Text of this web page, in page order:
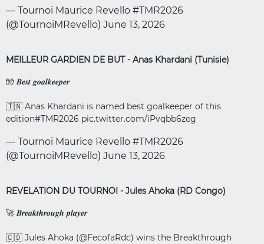
— Tournoi Maurice Revello #TMR2026
(@TournoiMRevello) June 13, 2026
MEILLEUR GARDIEN DE BUT - Anas Khardani (Tunisie)
🧤 𝑩𝒆𝒔𝒕 𝒈𝒐𝒂𝒍𝒌𝒆𝒆𝒑𝒆𝒓
🇹🇳 Anas Khardani is named best goalkeeper of this
edition#TMR2026 pic.twitter.com/iPvqbb6zeg
— Tournoi Maurice Revello #TMR2026
(@TournoiMRevello) June 13, 2026
REVELATION DU TOURNOI - Jules Ahoka (RD Congo)
🚀 𝑩𝒓𝒆𝒂𝒌𝒕𝒉𝒓𝒐𝒖𝒈𝒉 𝒑𝒍𝒂𝒚𝒆𝒓
🇨🇩 Jules Ahoka (@FecofaRdc) wins the Breakthrough